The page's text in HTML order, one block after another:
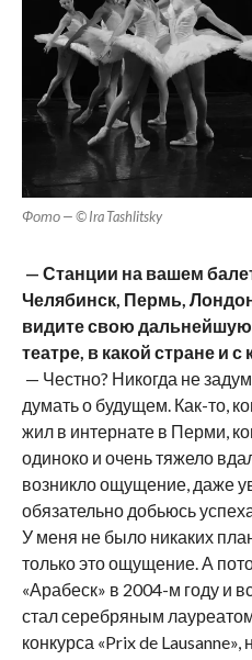
Фото — © Ira Tashlitsky
— Станции на вашем
Челябинск, Пермь,
видите свою
театре, в какой стране и
— Честно? Никогда не
думать о будущем. Как-то,
жил в интернате в Перми,
одиноко и очень тяжело
возникло ощущение, даже
обязательно добьюсь
У меня не было никаких
только это ощущение. А
«Арабеск» в 2004-м году и
стал серебряным
конкурса «Prix de